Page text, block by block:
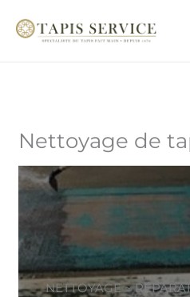
Nettoyage de
NETTOYAGE ~